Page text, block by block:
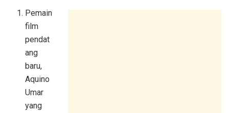
Pemain
film
pendat
ang
baru,
Aquino
Umar
yang